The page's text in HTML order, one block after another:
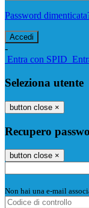
Password
-
Entra con SPID
Seleziona utente
button close ×
Recupero
button close ×
Non hai una e-mail